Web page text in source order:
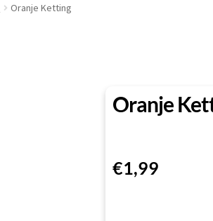
Oranje Ketting
Oranje
€1,99